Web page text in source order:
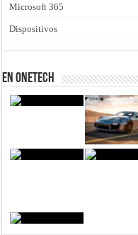
Microsoft 365
Dispositivos
En Onetech